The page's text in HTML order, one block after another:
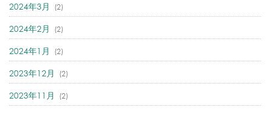
2024年3月 (2)
2024年2月 (2)
2024年1月 (2)
2023年12月 (2)
2023年11月 (2)